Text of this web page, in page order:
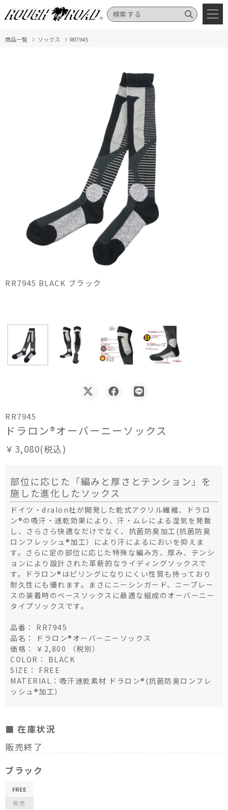
商品一覧 ソックス RR7945
RR7945 BLACK ブラック
RR7945
ドラロン®オーバーニーソックス
￥3,080(税込)
部位に応じた「編みと厚さとテンション」を
施した進化したソックス
ドイツ・dralon社が開発した乾式アクリル繊維、ドラロ
ン®の吸汗・速乾効果により、汗・ムレによる湿気を発散
し、さらさら快適なだけでなく、抗菌防臭加工(抗菌防臭
ロンフレッシュ®加工）により汗によるにおいを抑えま
す。さらに足の部位に応じた特殊な編み方、厚み、テンシ
ョンにより設計された革新的なライディングソックスで
す。ドラロン®はピリングになりにくい性質も持っており
耐久性にも優れます。まさにニーシンガード、ニーブレー
スの装着時のベースソックスに最適な組成のオーバーニー
タイプソックスです。
品番： RR7945
品名： ドラロン®オーバーニーソックス
価格： ￥2,800 （税別）
COLOR： BLACK
SIZE： FREE
MATERIAL：吸汗速乾素材 ドラロン®(抗菌防臭ロンフレ
ッシュ®加工）
■ 在庫状況
販売終了
ブラック
FREE
完売